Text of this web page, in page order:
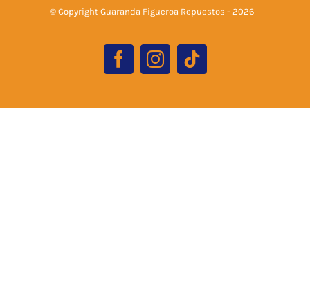
© Copyright Guaranda Figueroa Repuestos - 2026
Facebook
Instagram
Tiktok